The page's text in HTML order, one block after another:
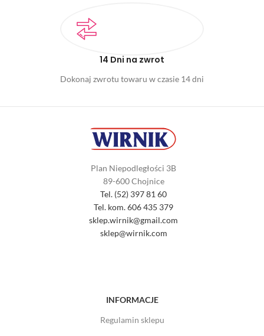
14 Dni na zwrot
Dokonaj zwrotu towaru w czasie 14 dni
Plan Niepodległości 3B
89-600 Chojnice
Tel. (52) 397 81 60
Tel. kom. 606 435 379
sklep.wirnik@gmail.com
sklep@wirnik.com
INFORMACJE
Regulamin sklepu